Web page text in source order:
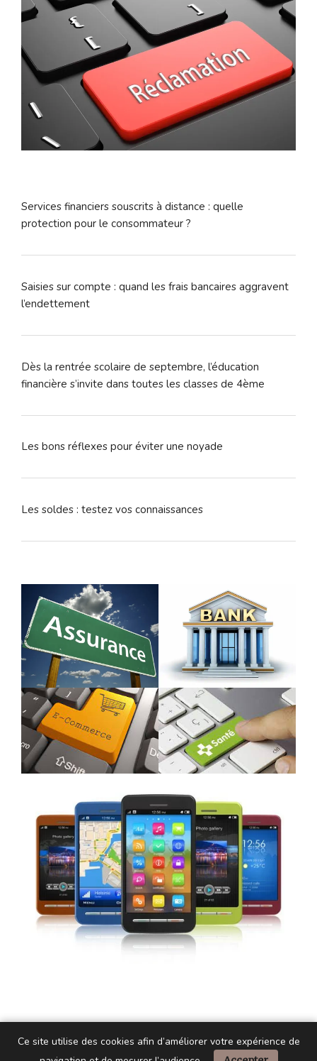
Services financiers souscrits à distance : quelle
protection pour le consommateur ?
Saisies sur compte : quand les frais bancaires aggravent
l’endettement
Dès la rentrée scolaire de septembre, l’éducation
financière s’invite dans toutes les classes de 4ème
Les bons réflexes pour éviter une noyade
Les soldes : testez vos connaissances
Ce site utilise des cookies afin d’améliorer votre expérience de